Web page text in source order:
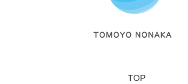
TOP